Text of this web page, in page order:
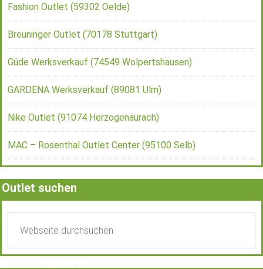
Fashion Outlet (59302 Oelde)
Breuninger Outlet (70178 Stuttgart)
Güde Werksverkauf (74549 Wolpertshausen)
GARDENA Werksverkauf (89081 Ulm)
Nike Outlet (91074 Herzogenaurach)
MAC – Rosenthal Outlet Center (95100 Selb)
Outlet suchen